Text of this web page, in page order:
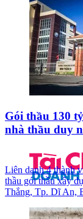
Gói thầu 130
nhà thầu duy
Liên danh 4 thành
thầu gói thầu xây
Thắng, Tp. Dĩ An,